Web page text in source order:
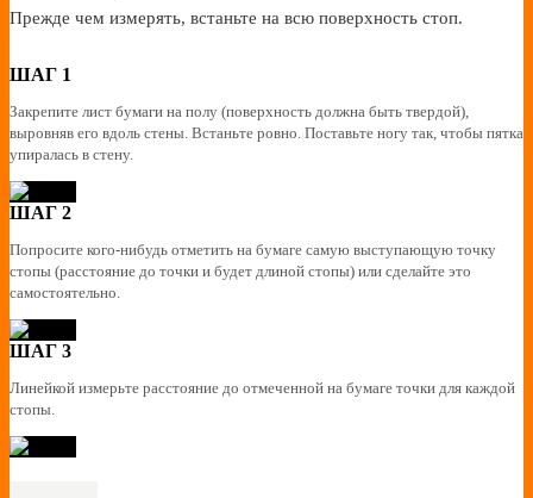
Прежде чем измерять, встаньте на всю поверхность стоп.
ШАГ 1
Закрепите лист бумаги на полу (поверхность должна быть твердой),
выровняв его вдоль стены. Встаньте ровно. Поставьте ногу так, чтобы пятка
упиралась в стену.
ШАГ 2
Попросите кого-нибудь отметить на бумаге самую выступающую точку
стопы (расстояние до точки и будет длиной стопы) или сделайте это
самостоятельно.
ШАГ 3
Линейкой измерьте расстояние до отмеченной на бумаге точки для каждой
стопы.